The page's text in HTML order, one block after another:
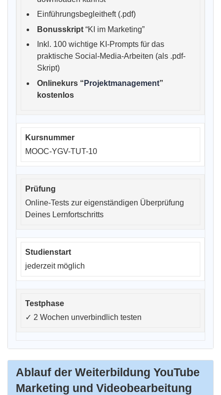
Einführungsbegleitheft (.pdf)
Bonusskript“KI im Marketing”
Inkl. 100 wichtige KI-Prompts für das
praktische Social-Media-Arbeiten (als .pdf-
Skript)
Onlinekurs “ Projektmanagement”
kostenlos
MOOC-YGV-TUT-10
Online-Tests zur eigenständigen Überprüfung
Deines Lernfortschritts
jederzeit möglich
✓ 2 Wochen unverbindlich testen
Ablauf der Weiterbildung YouTube
Marketing und Videobearbeitung